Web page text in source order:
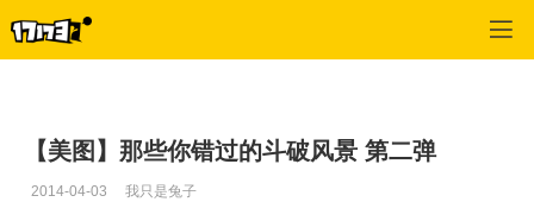
【美图】那些你错过的斗破风景 第二弹
2014-04-03 我只是兔子